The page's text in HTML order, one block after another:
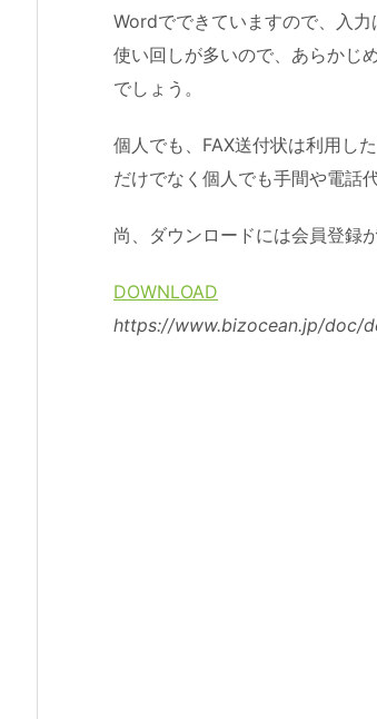
Wordでできていますので、入
使い回しが多いので、あらかじ
でしょう。
個人でも、FAX送付状は利用し
だけでなく個人でも手間や電話
尚、ダウンロードには会員登録
DOWNLOAD
https://www.bizocean.jp/doc/